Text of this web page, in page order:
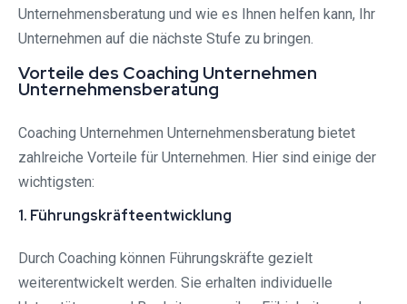
Unternehmensberatung und wie es Ihnen helfen kann, Ihr
Unternehmen auf die nächste Stufe zu bringen.
Vorteile des Coaching Unternehmen
Unternehmensberatung
Coaching Unternehmen Unternehmensberatung bietet
zahlreiche Vorteile für Unternehmen. Hier sind einige der
wichtigsten:
1. Führungskräfteentwicklung
Durch Coaching können Führungskräfte gezielt
weiterentwickelt werden. Sie erhalten individuelle